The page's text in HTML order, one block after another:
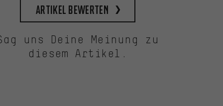
Artikel bewerten
uns Deine Meinung zu
diesem Artikel.